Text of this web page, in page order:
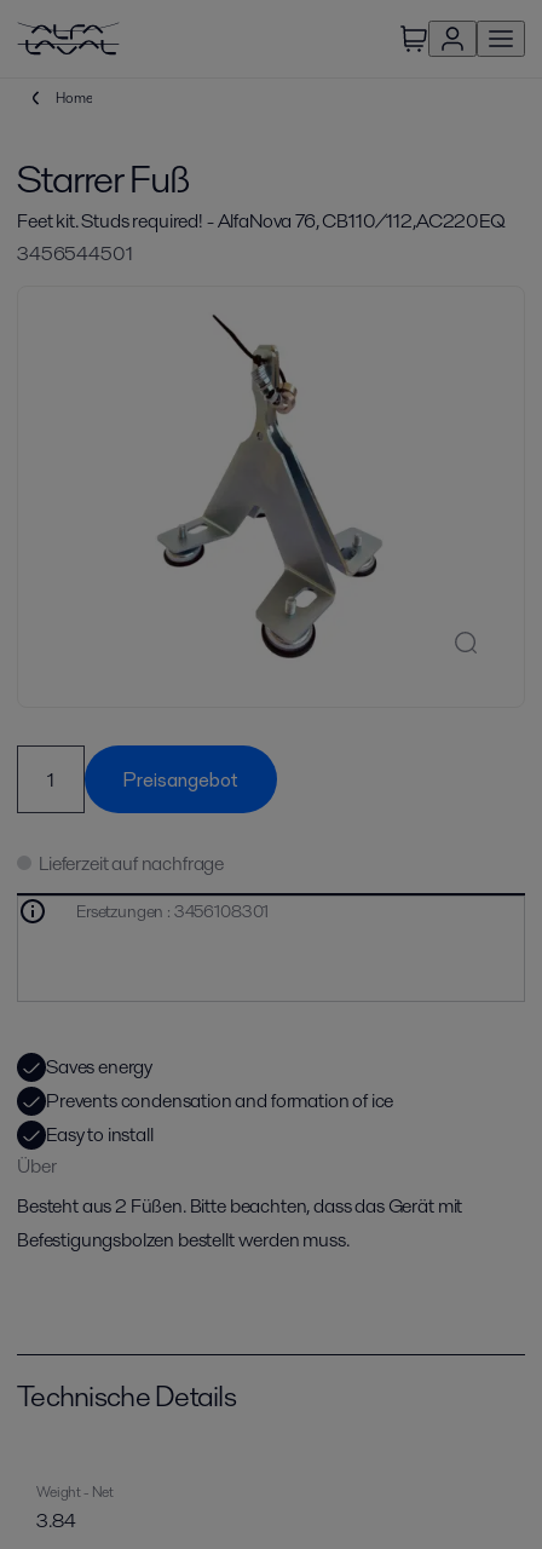
Home
Starrer Fuß
Feet kit. Studs required! - AlfaNova 76, CB110/112,AC220EQ
3456544501
Preisangebot
Lieferzeit auf nachfrage
Ersetzungen : 3456108301
Saves energy
Prevents condensation and formation of ice
Easy to install
Über
Besteht aus 2 Füßen. Bitte beachten, dass das Gerät mit
Befestigungsbolzen bestellt werden muss.
Technische Details
Weight - Net
3.84